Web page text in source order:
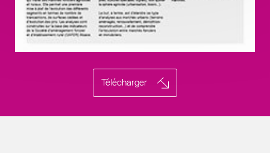
Télécharger